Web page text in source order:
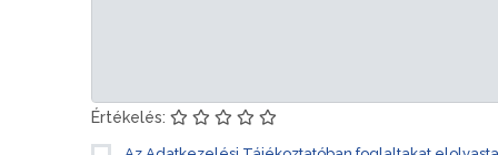
Értékelés: